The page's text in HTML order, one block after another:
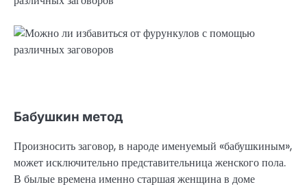
Бабушкин метод
Произносить заговор, в народе именуемый «бабушкиным»,
может исключительно представительница женского пола.
В былые времена именно старшая женщина в доме